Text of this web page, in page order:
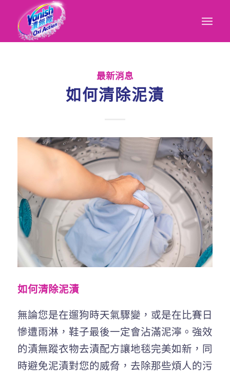
最新消息
如何清除泥漬
如何清除泥漬
無論您是在遛狗時天氣驟變，或是在比賽日
慘遭雨淋，鞋子最後一定會沾滿泥濘。強效
的漬無蹤衣物去漬配方讓地毯完美如新，同
時避免泥漬對您的威脅，去除那些煩人的污